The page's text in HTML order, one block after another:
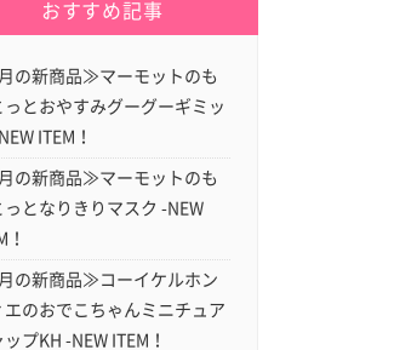
おすすめ記事
の新商品≫マーモットのも
っとおやすみグーグーギミッ
ITEM！
の新商品≫マーモットのも
っとなりきりマスク -NEW
！
の新商品≫コーイケルホン
エのおでこちゃんミニチュア
ップKH -NEW ITEM！